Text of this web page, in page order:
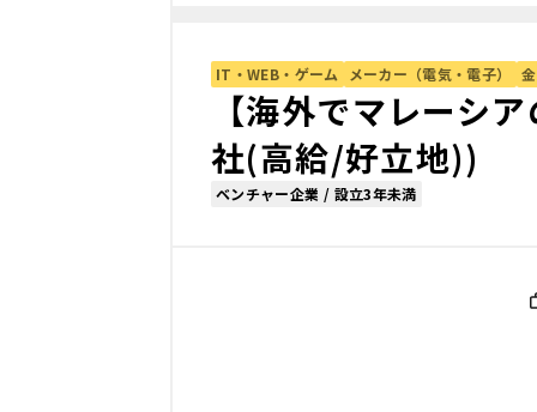
IT・WEB・ゲーム メーカー（電気・電子）
【海外でマレーシ
社(高給/好立地))
ベンチャー企業 / 設立3年未満